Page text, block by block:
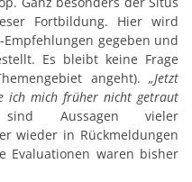
Fortbildung. Hier wird
gegeben und
Es bleibt keine Frage
angeht). „Jetzt
ich mich früher nicht getraut
Aussagen vieler
wieder in Rückmeldungen
waren bisher